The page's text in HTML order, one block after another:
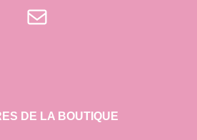
E-mail
DE LA BOUTIQUE